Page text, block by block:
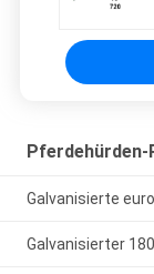
Galvanisierte
Galvanisierter